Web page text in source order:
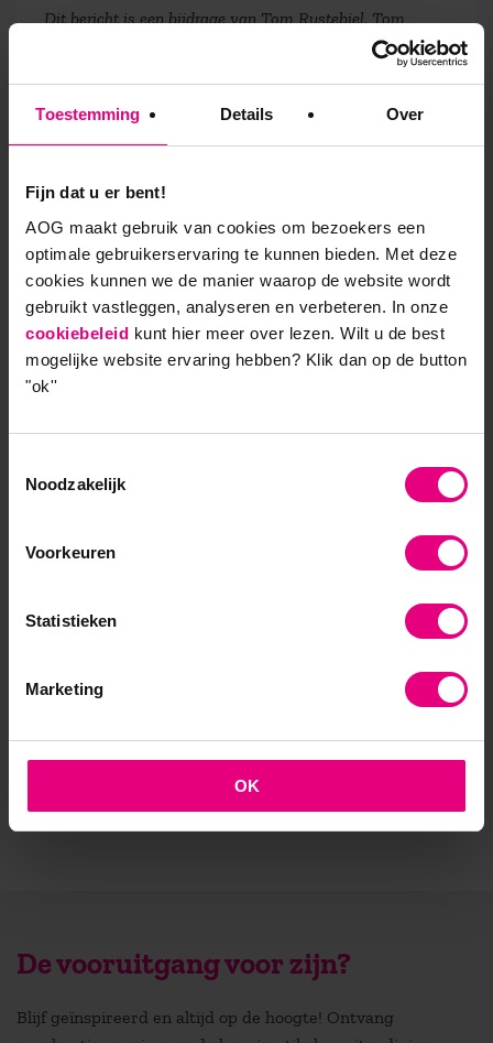
Toestemming Details Over
Fijn dat u er bent!
AOG maakt gebruik van cookies om bezoekers een
optimale gebruikerservaring te kunnen bieden. Met deze
cookies kunnen we de manier waarop de website wordt
gebruikt vastleggen, analyseren en verbeteren. In onze
cookiebeleid kunt hier meer over lezen. Wilt u de best
mogelijke website ervaring hebben? Klik dan op de button
"ok''
Noodzakelijk
Voorkeuren
Statistieken
Marketing
OK
Dit bericht is een bijdrage van Tom Rustebiel. Tom
Rustebiel was als programmamaker bij AOG School of
Management verantwoordelijk voor de ontwikkeling van
hij programmamanager van Bestuurlijk Leiderschap en
auteur publiceerde hij over fietsen, reizen, sport en
tijdschriften.
9,0 op klantenvertellen.nl
- Gelieerd aan de RUG
- Faculteit overstijgend
De vooruitgang voor zijn?
Blijf geïnspireerd en altijd op de hoogte! Ontvang